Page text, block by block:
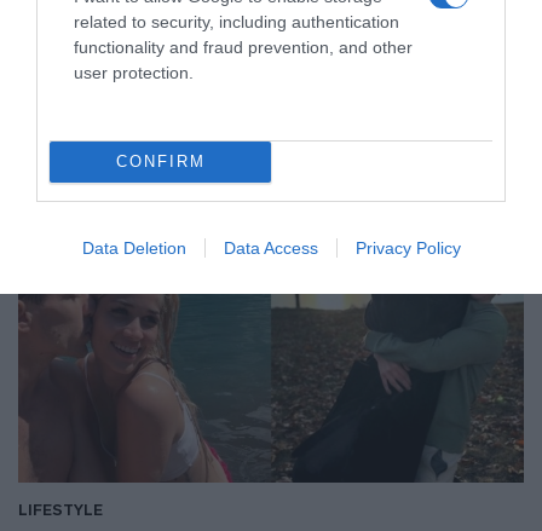
related to security, including authentication
functionality and fraud prevention, and other
user protection.
CONFIRM
Data Deletion Data Access Privacy Policy
Ανακοίνωσε την απόφασή της να αποχωρήσει
οριστικά από το παιχνίδι
LIFESTYLE